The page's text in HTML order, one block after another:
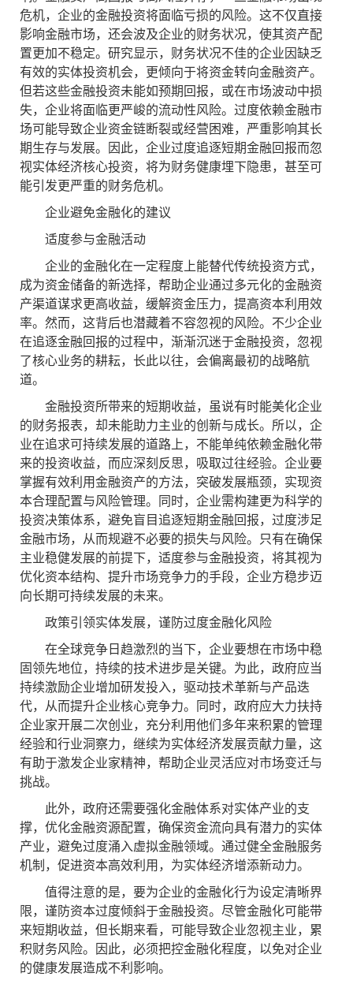
危机，企业的金融投资将面临亏损的风险。这不仅直接
影响金融市场，还会波及企业的财务状况，使其资产配
置更加不稳定。研究显示，财务状况不佳的企业因缺乏
有效的实体投资机会，更倾向于将资金转向金融资产。
但若这些金融投资未能如预期回报，或在市场波动中损
失，企业将面临更严峻的流动性风险。过度依赖金融市
场可能导致企业资金链断裂或经营困难，严重影响其长
期生存与发展。因此，企业过度追逐短期金融回报而忽
视实体经济核心投资，将为财务健康埋下隐患，甚至可
能引发更严重的财务危机。
企业避免金融化的建议
适度参与金融活动
企业的金融化在一定程度上能替代传统投资方式，
成为资金储备的新选择，帮助企业通过多元化的金融资
产渠道谋求更高收益，缓解资金压力，提高资本利用效
率。然而，这背后也潜藏着不容忽视的风险。不少企业
在追逐金融回报的过程中，渐渐沉迷于金融投资，忽视
了核心业务的耕耘，长此以往，会偏离最初的战略航
道。
金融投资所带来的短期收益，虽说有时能美化企业
的财务报表，却未能助力主业的创新与成长。所以，企
业在追求可持续发展的道路上，不能单纯依赖金融化带
来的投资收益，而应深刻反思，吸取过往经验。企业要
掌握有效利用金融资产的方法，突破发展瓶颈，实现资
本合理配置与风险管理。同时，企业需构建更为科学的
投资决策体系，避免盲目追逐短期金融回报，过度涉足
金融市场，从而规避不必要的损失与风险。只有在确保
主业稳健发展的前提下，适度参与金融投资，将其视为
优化资本结构、提升市场竞争力的手段，企业方稳步迈
向长期可持续发展的未来。
政策引领实体发展，谨防过度金融化风险
在全球竞争日趋激烈的当下，企业要想在市场中稳
固领先地位，持续的技术进步是关键。为此，政府应当
持续激励企业增加研发投入，驱动技术革新与产品迭
代，从而提升企业核心竞争力。同时，政府应大力扶持
企业家开展二次创业，充分利用他们多年来积累的管理
经验和行业洞察力，继续为实体经济发展贡献力量，这
有助于激发企业家精神，帮助企业灵活应对市场变迁与
挑战。
此外，政府还需要强化金融体系对实体产业的支
撑，优化金融资源配置，确保资金流向具有潜力的实体
产业，避免过度涌入虚拟金融领域。通过健全金融服务
机制，促进资本高效利用，为实体经济增添新动力。
值得注意的是，要为企业的金融化行为设定清晰界
限，谨防资本过度倾斜于金融投资。尽管金融化可能带
来短期收益，但长期来看，可能导致企业忽视主业，累
积财务风险。因此，必须把控金融化程度，以免对企业
的健康发展造成不利影响。